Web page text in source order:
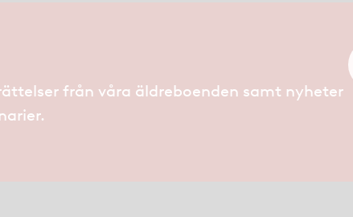
från våra äldreboenden samt nyheter